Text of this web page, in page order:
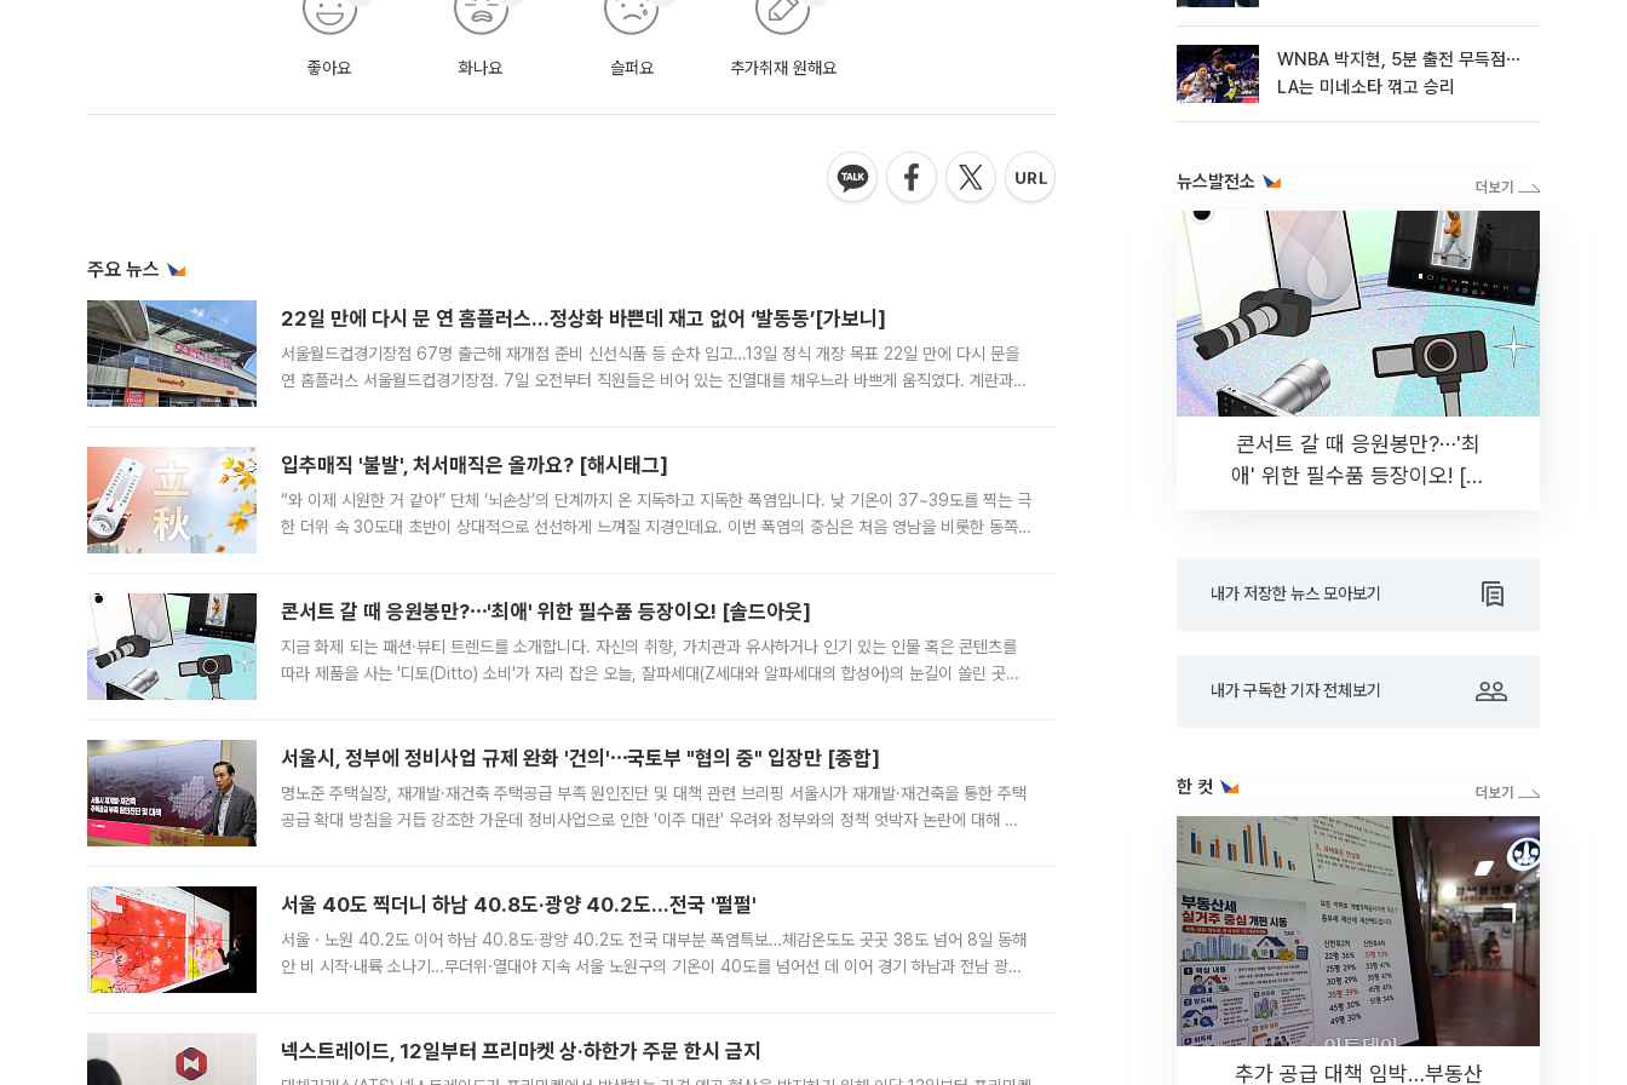
좋아요 화나요 슬퍼요 추가취재 원해요
주요 뉴스
22일 만에 다시 문 연 홈플러스…정상화 바쁜데 재고 없어 ‘발동동’[가보니]
서울월드컵경기장점 67명 출근해 재개점 준비 신선식품 등 순차 입고…13일 정식 개장 목표 22일 만에 다시 문을
연 홈플러스 서울월드컵경기장점. 7일 오전부터 직원들은 비어 있는 진열대를 채우느라 바쁘게 움직였다. 계란과
입추매직 '불발', 처서매직은 올까요? [해시태그]
“와 이제 시원한 거 같아” 단체 ‘뇌손상’의 단계까지 온 지독하고 지독한 폭염입니다. 낮 기온이 37~39도를 찍는 극
한 더위 속 30도대 초반이 상대적으로 선선하게 느껴질 지경인데요. 이번 폭염의 중심은 처음 영남을 비롯한 동쪽
콘서트 갈 때 응원봉만?⋯'최애' 위한 필수품 등장이오! [솔드아웃]
지금 화제 되는 패션·뷰티 트렌드를 소개합니다. 자신의 취향, 가치관과 유사하거나 인기 있는 인물 혹은 콘텐츠를
따라 제품을 사는 '디토(Ditto) 소비'가 자리 잡은 오늘, 잘파세대(Z세대와 알파세대의 합성어)의 눈길이 쏠린 곳은
서울시, 정부에 정비사업 규제 완화 '건의'⋯국토부 "협의 중" 입장만 [종합]
명노준 주택실장, 재개발·재건축 주택공급 부족 원인진단 및 대책 관련 브리핑 서울시가 재개발·재건축을 통한 주택
공급 확대 방침을 거듭 강조한 가운데 정비사업으로 인한 '이주 대란' 우려와 정부와의 정책 엇박자 논란에 대해 정
서울 40도 찍더니 하남 40.8도·광양 40.2도…전국 '펄펄'
서울ㆍ노원 40.2도 이어 하남 40.8도·광양 40.2도 전국 대부분 폭염특보…체감온도도 곳곳 38도 넘어 8일 동해
안 비 시작·내륙 소나기…무더위·열대야 지속 서울 노원구의 기온이 40도를 넘어선 데 이어 경기 하남과 전남 광양
넥스트레이드, 12일부터 프리마켓 상·하한가 주문 한시 금지
WNBA 박지현, 5분 출전 무득점⋯
LA는 미네소타 꺾고 승리
뉴스발전소
콘서트 갈 때 응원봉만?⋯'최
애' 위한 필수품 등장이오! [솔
내가 저장한 뉴스 모아보기
내가 구독한 기자 전체보기
한 컷
추가 공급 대책 임박…부동산